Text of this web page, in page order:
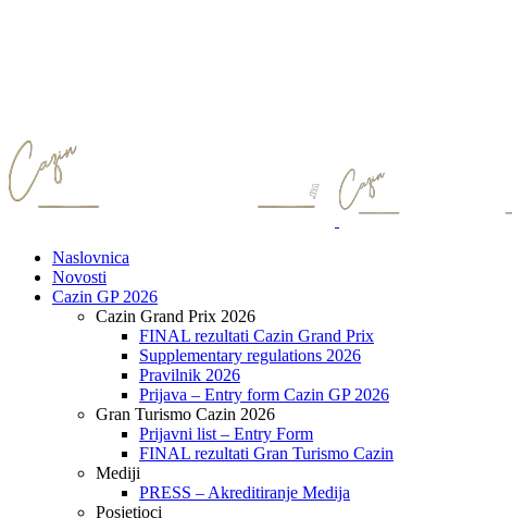
Naslovnica
Novosti
Cazin GP 2026
Cazin Grand Prix 2026
FINAL rezultati Cazin Grand Prix
Supplementary regulations 2026
Pravilnik 2026
Prijava – Entry form Cazin GP 2026
Gran Turismo Cazin 2026
Prijavni list – Entry Form
FINAL rezultati Gran Turismo Cazin
Mediji
PRESS – Akreditiranje Medija
Posjetioci